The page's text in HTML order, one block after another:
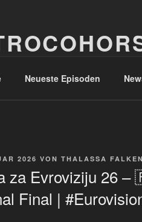
Neueste Episoden
2026 VON THALASSA
za Evroviziju 26
Final |